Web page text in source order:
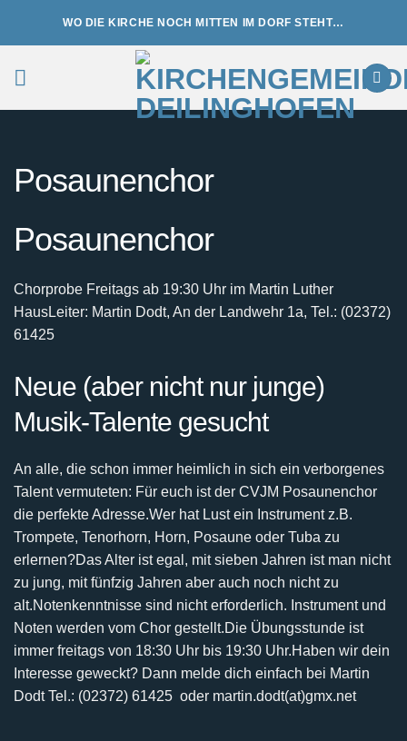
WO DIE KIRCHE NOCH MITTEN IM DORF STEHT…
Posaunenchor
Posaunenchor
Chorprobe Freitags ab 19:30 Uhr im Martin Luther
HausLeiter: Martin Dodt, An der Landwehr 1a, Tel.: (02372)
61425
Neue (aber nicht nur junge)
Musik-Talente gesucht
An alle, die schon immer heimlich in sich ein verborgenes
Talent vermuteten: Für euch ist der CVJM Posaunenchor
die perfekte Adresse.Wer hat Lust ein Instrument z.B.
Trompete, Tenorhorn, Horn, Posaune oder Tuba zu
erlernen?Das Alter ist egal, mit sieben Jahren ist man nicht
zu jung, mit fünfzig Jahren aber auch noch nichtzu
alt.Notenkenntnisse sind nicht erforderlich. Instrument und
Noten werden vom Chor gestellt.Die Übungsstunde ist
immer freitags von 18:30 Uhr bis 19:30 Uhr.Haben wir dein
Interesse geweckt? Dann melde dich einfach bei Martin
Dodt Tel.: (02372) 61425 oder martin.dodt(at)gmx.net